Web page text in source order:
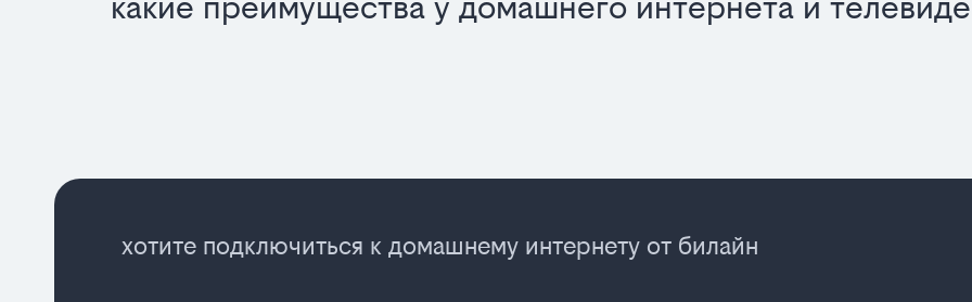
хотите подключиться к домашнему интернету от билайн